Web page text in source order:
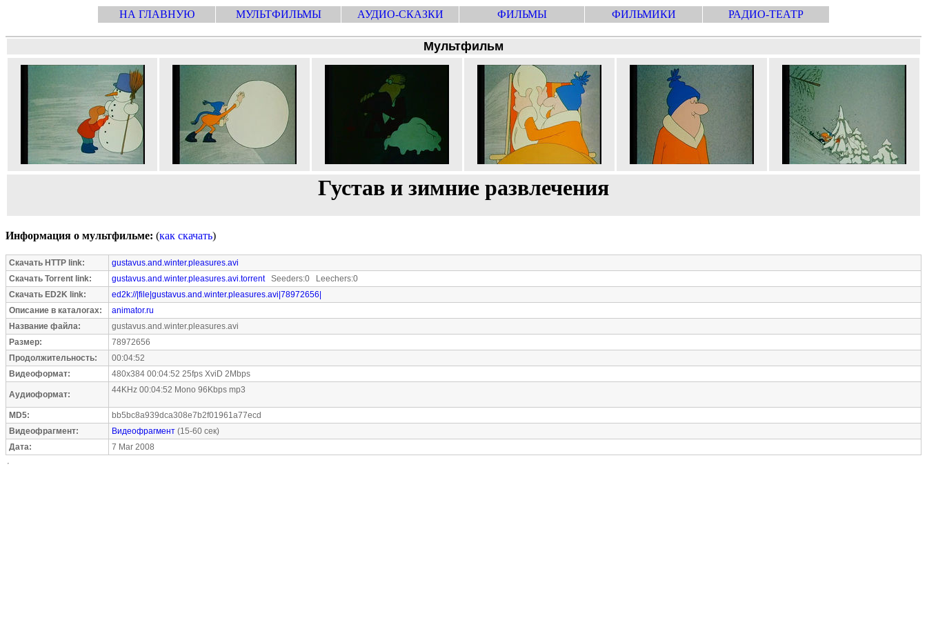
НА ГЛАВНУЮ МУЛЬТФИЛЬМЫ АУДИО-СКАЗКИ ФИЛЬМЫ ФИЛЬМИКИ РАДИО-ТЕАТР
Мультфильм
Густав и зимние развлечения
Информация о мультфильме: (как скачать)
Скачать HTTP link:
gustavus.and.winter.pleasures.avi
Скачать Torrent link:
gustavus.and.winter.pleasures.avi.torrentSeeders:0 Leechers:0
Скачать ED2K link:
ed2k://|file|gustavus.and.winter.pleasures.avi|78972656|
Описание в каталогах:
animator.ru
Название файла:
gustavus.and.winter.pleasures.avi
Размер:
78972656
Продолжительность:
00:04:52
Видеоформат:
480x384 00:04:52 25fps XviD 2Mbps
Аудиоформат: 44KHz 00:04:52 Mono 96Kbps mp3
MD5:
bb5bc8a939dca308e7b2f01961a77ecd
Видеофрагмент:
Видеофрагмент (15-60 сек)
Дата:
7 Mar 2008